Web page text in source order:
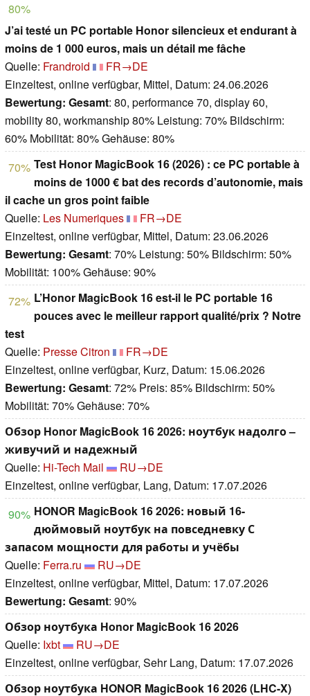
80%
J’ai testé un PC portable Honor silencieux et endurant à
moins de 1 000 euros, mais un détail me fâche
Quelle: Frandroid
FR→DE
Einzeltest, online verfügbar, Mittel, Datum: 24.06.2026
Bewertung: Gesamt: 80, performance 70, display 60,
mobility 80, workmanship 80% Leistung: 70% Bildschirm:
60% Mobilität: 80% Gehäuse: 80%
70% Test Honor MagicBook 16 (2026) : ce PC portable à
moins de 1000 € bat des records d’autonomie, mais
il cache un gros point faible
Quelle: Les Numeriques
FR→DE
Einzeltest, online verfügbar, Mittel, Datum: 23.06.2026
Bewertung: Gesamt: 70% Leistung: 50% Bildschirm: 50%
Mobilität: 100% Gehäuse: 90%
72% L’Honor MagicBook 16 est-il le PC portable 16
pouces avec le meilleur rapport qualité/prix ? Notre
test
Quelle: Presse Citron
FR→DE
Einzeltest, online verfügbar, Kurz, Datum: 15.06.2026
Bewertung: Gesamt: 72% Preis: 85% Bildschirm: 50%
Mobilität: 70% Gehäuse: 70%
Обзор Honor MagicBook 16 2026: ноутбук надолго –
живучий и надежный
Quelle: Hi-Tech Mail
RU→DE
Einzeltest, online verfügbar, Lang, Datum: 17.07.2026
90% HONOR MagicBook 16 2026: новый 16-
дюймовый ноутбук на повседневку С
запасом мощности для работы и учёбы
Quelle: Ferra.ru
RU→DE
Einzeltest, online verfügbar, Mittel, Datum: 17.07.2026
Bewertung: Gesamt: 90%
Обзор ноутбука Honor MagicBook 16 2026
Quelle: Ixbt
RU→DE
Einzeltest, online verfügbar, Sehr Lang, Datum: 17.07.2026
Обзор ноутбука HONOR MagicBook 16 2026 (LHC-X)